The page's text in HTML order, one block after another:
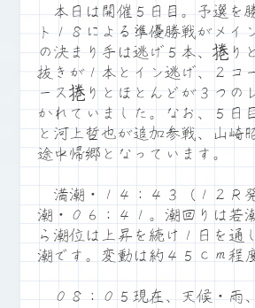
本日は開催５日目。予選を
ト１８による準優勝戦がメイ
の決まり手は逃げ５本、捲り
抜きが１本とイン逃げ、２コ
ース捲りとほとんどが３つの
かれていました。なお、５日
と河上哲也が追加参戦、山崎
途中帰郷となっています。
満潮・１４：４３（１２Ｒ
潮・０６：４１。潮回りは若
ら潮位は上昇を続け１日を通
潮です。変動は約４５ｃｍ程
０８：０５現在、天候・雨